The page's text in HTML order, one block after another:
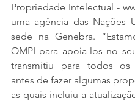
Propriedade Intelectual -
uma agência das Nações
sede na Genebra.
OMPI para apoia-los no
transmitiu para todos os
antes de fazer algumas
as quais incluiu a